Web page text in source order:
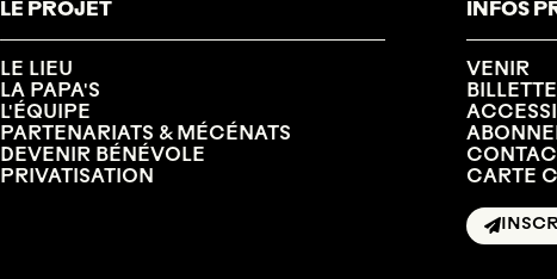
LE PROJET
LE LIEU
LA PAPA'S
L'ÉQUIPE
PARTENARIATS & MÉCÉNATS
DEVENIR BÉNÉVOLE
PRIVATISATION
INFOS
VENIR
CARTE